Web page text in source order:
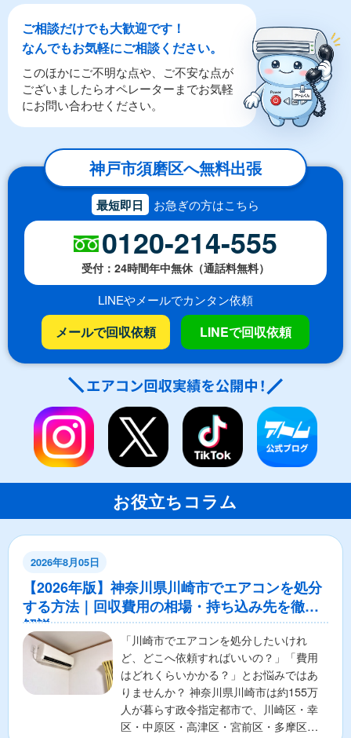
ご相談だけでも大歓迎です！
なんでもお気軽にご相談ください。
このほかにご不明な点や、ご不安な点が
ございましたらオペレーターまでお気軽
にお問い合わせください。
神戸市須磨区へ無料出張
最短即日 お急ぎの方はこちら
0120-214-555
受付：24時間年中無休（通話料無料）
LINEやメールでカンタン依頼
メールで回収依頼 LINEで回収依頼
お役立ちコラム
2026年8月05日
【2026年版】神奈川県川崎市でエアコンを処分
する方法｜回収費用の相場・持ち込み先を徹底
解説
「川崎市でエアコンを処分したいけれ
ど、どこへ依頼すればいいの？」「費用
はどれくらいかかる？」とお悩みではあ
りませんか？ 神奈川県川崎市は約155万
人が暮らす政令指定都市で、川崎区・幸
区・中原区・高津区・宮前区・多摩区・